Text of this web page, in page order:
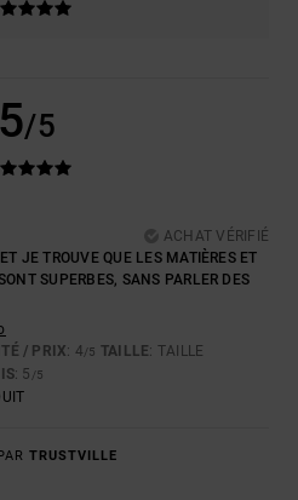
5/5
ACHAT VÉRIFIÉ
JE TROUVE QUE LES MATIÈRES ET
SUPERBES, SANS PARLER DES
/ PRIX: 4/5 TAILLE: TAILLE
: 5 /5
TRUSTVILLE